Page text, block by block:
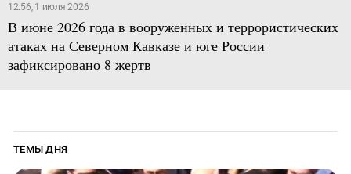
12:56, 1 июля 2026
В июне 2026 года в вооруженных и террористических
атаках на Северном Кавказе и юге России
зафиксировано 8 жертв
ТЕМЫ ДНЯ